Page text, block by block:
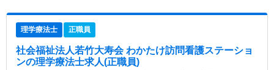
理学療法士 正職員
社会福祉法人若竹大寿会 わかたけ訪問看護ステーショ
ンの理学療法士求人(正職員)